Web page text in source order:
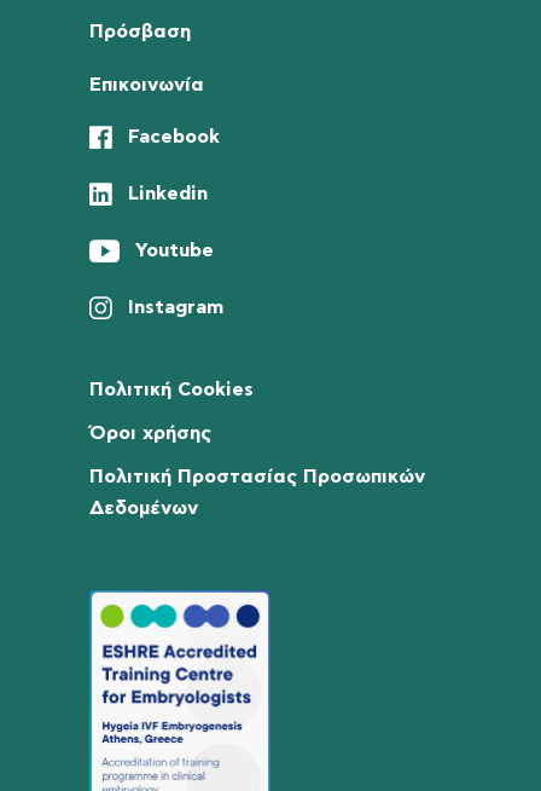
Πρόσβαση
Επικοινωνία
Facebook
Linkedin
Youtube
Instagram
Πολιτική Cookies
Όροι χρήσης
Πολιτική Προστασίας Προσωπικών
Δεδομένων